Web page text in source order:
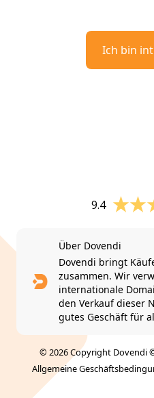
Ich bin
9.4
Über Dovendi
Dovendi bringt
zusammen. Wir
internationale
den Verkauf dieser
gutes Geschäft für
© 2026 Copyright Dovendi
Allgemeine